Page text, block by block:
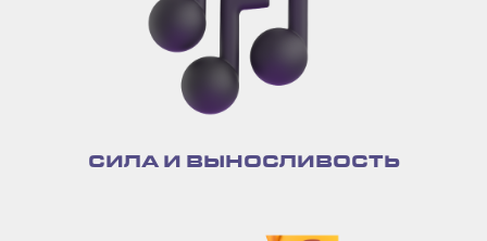
СИЛА И ВЫНОСЛИВОСТЬ